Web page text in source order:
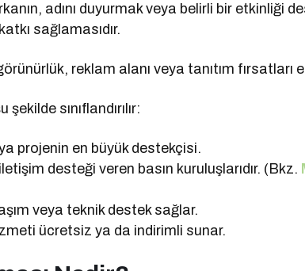
adını duyurmak veya belirli bir etkinliği
sağlamasıdır.
reklam alanı veya tanıtım fırsatları
sınıflandırılır:
projenin en büyük destekçisi.
desteği veren basın kuruluşlarıdır. (Bkz.
veya teknik destek sağlar.
ücretsiz ya da indirimli sunar.